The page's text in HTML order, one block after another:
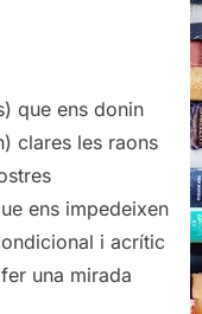
que ens donin
clares les raons
ens impedeixen
i acrític
una mirada